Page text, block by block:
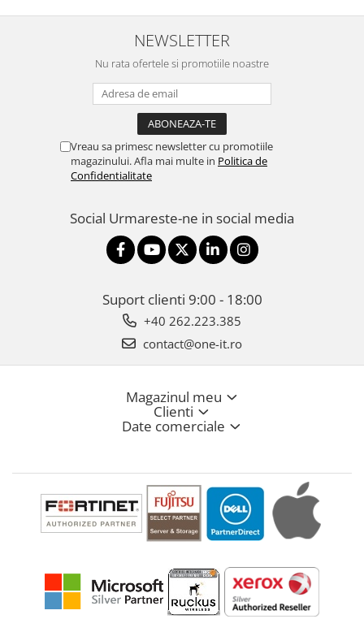
NEWSLETTER
Nu rata ofertele si promotiile noastre
Vreau sa primesc newsletter cu promotiile
magazinului. Afla mai multe in Politica de
Confidentialitate
Social Urmareste-ne in social media
Suport clienti 9:00 - 18:00
+40 262.223.385
contact@one-it.ro
Magazinul meu
Clienti
Date comerciale